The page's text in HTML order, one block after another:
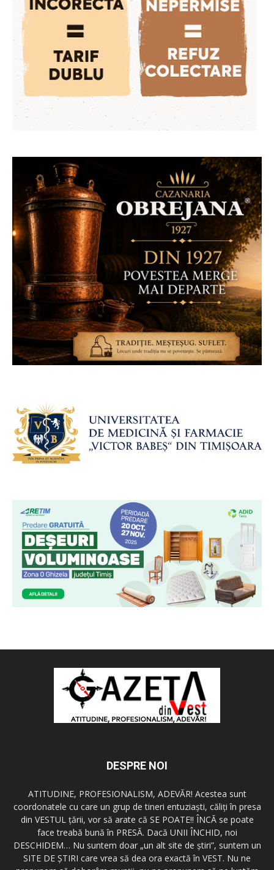
DESPRE NOI
ATITUDINE, PROFESIONALISM, ADEVĂR! Acestea sunt
coordonatele cu care un grup de tineri entuziaşti, căliţi în presa
din VESTUL ţării, vor să arate că SE POATE!! ÎNCĂ se poate
face treabă bună în PRESĂ. Dacă UNII ÎNCHID, noi
DESCHIDEM… Nu suntem doar „un alt site de ştiri”, suntem un
SITE DE ŞTIRI care vrea să dea ora exactă în VEST. Nu ne